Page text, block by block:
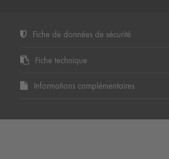
Fiche de données de sécurité
Fiche technique
Informations complémentaires